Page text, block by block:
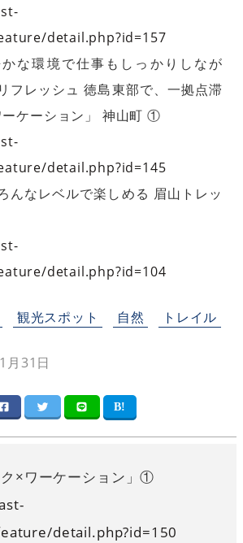
detail.php?id=157
な環境で仕事もしっかりしなが
フレッシュ 徳島東部で、一拠点滞
ケーション」 神山町 ①
detail.php?id=145
んなレベルで楽しめる 眉山トレッ
detail.php?id=104
観光スポット 自然 トレイル
月31日
×ワーケーション」①
detail.php?id=150